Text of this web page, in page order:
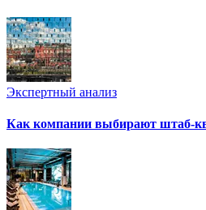
Экспертный анализ
Как компании выбирают штаб-